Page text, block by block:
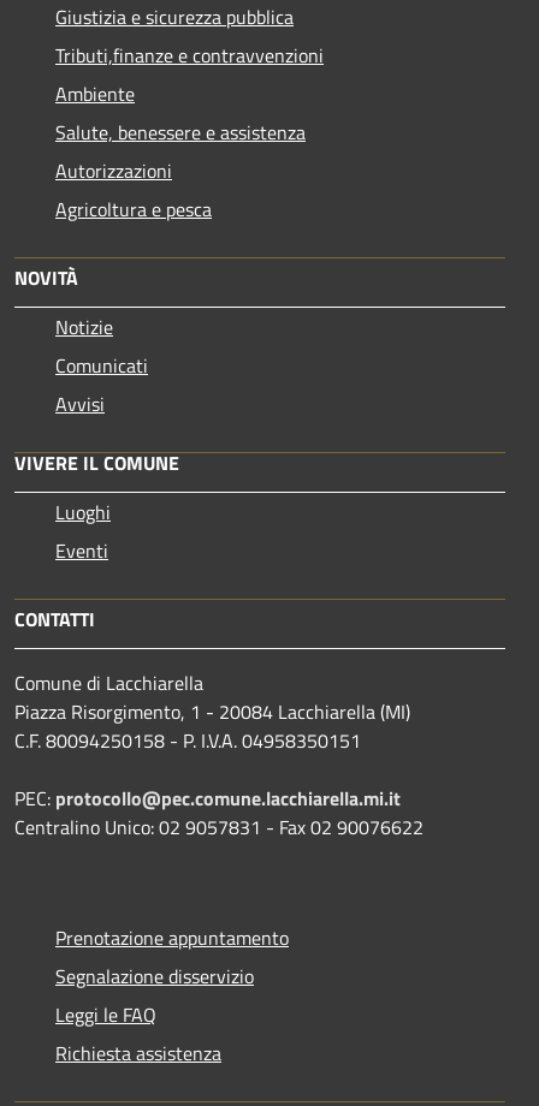
Giustizia e sicurezza pubblica
Tributi,finanze e contravvenzioni
Ambiente
Salute, benessere e assistenza
Autorizzazioni
Agricoltura e pesca
NOVITÀ
Notizie
Comunicati
Avvisi
VIVERE IL COMUNE
Luoghi
Eventi
CONTATTI
Comune di Lacchiarella
Piazza Risorgimento, 1 - 20084 Lacchiarella (MI)
C.F. 80094250158 - P. I.V.A. 04958350151
PEC: protocollo@pec.comune.lacchiarella.mi.it
Centralino Unico: 02 9057831 - Fax 02 90076622
Prenotazione appuntamento
Segnalazione disservizio
Leggi le FAQ
Richiesta assistenza